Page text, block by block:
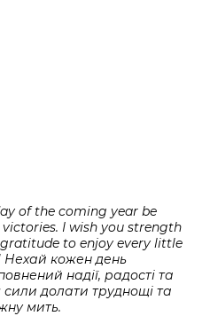
of the coming year be
I wish you strength
to enjoy every little
кожен день
надії, радості та
долати труднощі та
мить.